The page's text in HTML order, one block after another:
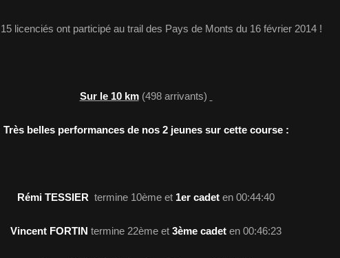
15 licenciés ont participé au trail des Pays de Monts du 16 février 2014 !
Sur le 10 km(498 arrivants)
Très belles performances de nos 2 jeunes sur cette course :
Rémi TESSIER termine 10ème et 1er cadet en 00:44:40
Vincent FORTIN termine 22ème et 3ème cadet en 00:46:23